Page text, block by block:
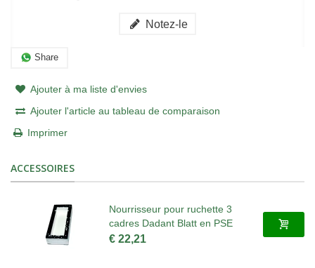
Notez-le
Share
Ajouter à ma liste d'envies
Ajouter l'article au tableau de comparaison
Imprimer
ACCESSOIRES
Nourrisseur pour ruchette 3
cadres Dadant Blatt en PSE
€ 22,21